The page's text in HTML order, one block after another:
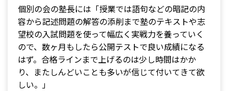
個別の会の塾長には「授業では語句などの暗記の内
容から記述問題の解答の添削まで塾のテキストや志
望校の入試問題を使って幅広く実戦力を養っていく
ので、数ヶ月もしたら公開テストで良い成績になる
はず。合格ラインまで上げるのは少し時間はかか
り、またしんどいことも多いが信じて付いてきて欲
しい。」